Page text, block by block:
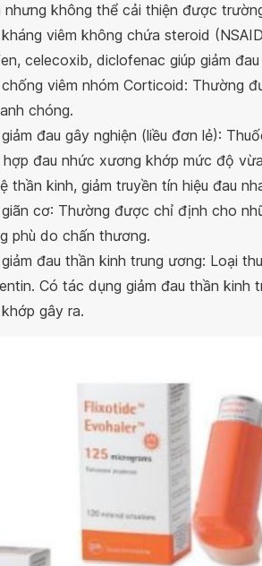
nhưng không thể cải thiện được
viêm không chứa steroid
celecoxib, diclofenac giúp giảm
viêm nhóm Corticoid: Thường
chóng.
đau gây nghiện (liều đơn lẻ):
đau nhức xương khớp mức độ
thần kinh, giảm truyền tín hiệu đau
cơ: Thường được chỉ định cho
phù do chấn thương.
đau thần kinh trung ương: Loại
Có tác dụng giảm đau thần
gây ra.